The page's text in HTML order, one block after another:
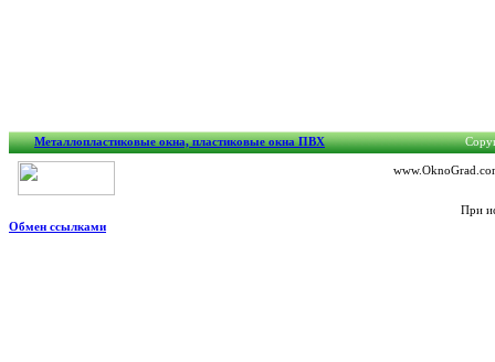
Металлопластиковые окна, пластиковые окна ПВХ
При
Обмен ссылками